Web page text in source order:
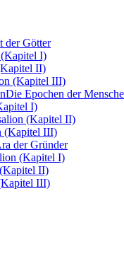
der Götter
I)
II)
(Kapitel III)
Die Epochen der
I)
(Kapitel II)
(Kapitel III)
der Gründer
(Kapitel I)
II)
III)